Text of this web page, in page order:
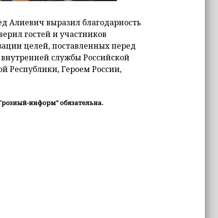
Алиевич выразил благодарность
гостей и участников
целей, поставленных перед
службы Российской
Республики, Героем России,
информ" обязательна.